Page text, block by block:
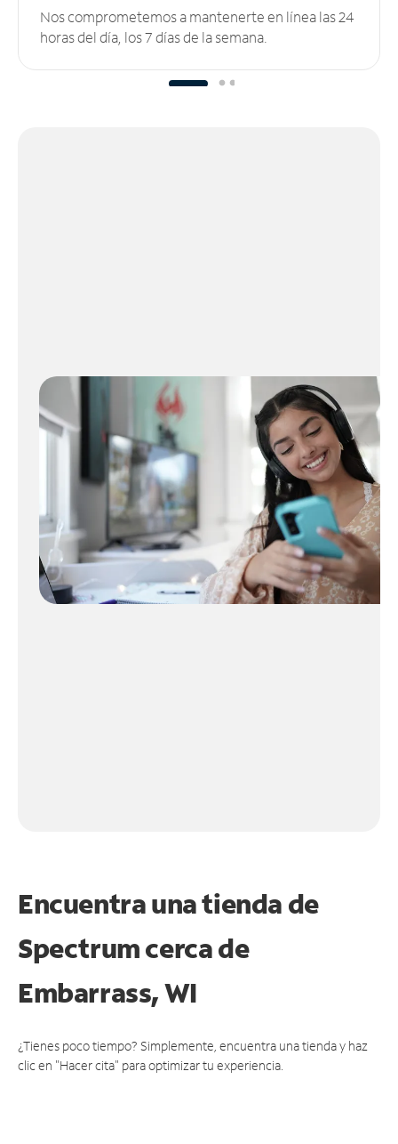
Nos comprometemos a mantenerte en línea las 24
horas del día, los 7 días de la semana.
Encuentra una tienda de
Spectrumcerca de
Embarrass, WI
¿Tienes poco tiempo? Simplemente, encuentra una tienda y haz
clic en "Hacer cita" para optimizar tu experiencia.